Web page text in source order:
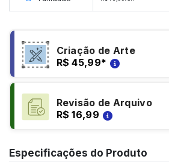
Criação de Arte
R$ 45,99*
Revisão de Arquivo
R$ 16,99
Especificações do Produto